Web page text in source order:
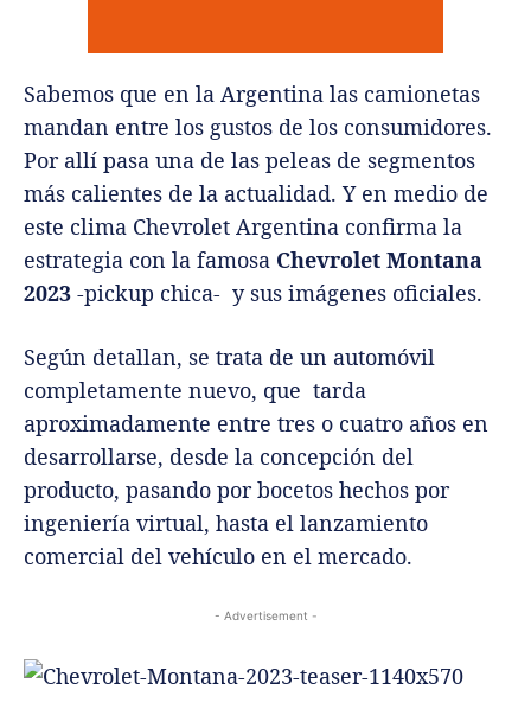
Sabemos que en la Argentina las camionetas
mandan entre los gustos de los consumidores.
Por allí pasa una de las peleas de segmentos
más calientes de la actualidad. Y en medio de
este clima Chevrolet Argentina confirma la
estrategia con la famosa Chevrolet Montana
2023 -pickup chica- y sus imágenes oficiales.
Según detallan, se trata de un automóvil
completamente nuevo, que tarda
aproximadamente entre tres o cuatro años en
desarrollarse, desde la concepción del
producto, pasando por bocetos hechos por
ingeniería virtual, hasta el lanzamiento
comercial del vehículo en el mercado.
- Advertisement -